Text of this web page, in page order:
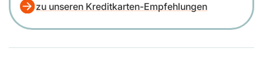
zu unseren Kreditkarten-Empfehlungen